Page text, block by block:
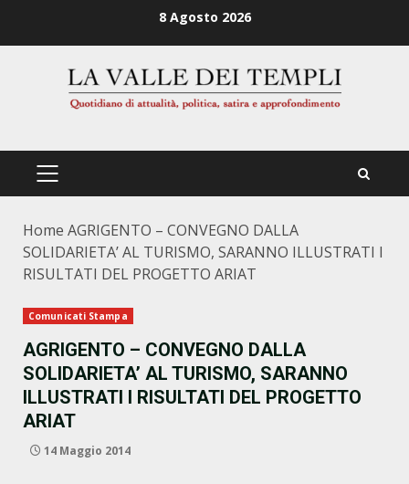
8 Agosto 2026
PRIMÄRES
Home AGRIGENTO – CONVEGNO DALLA
SOLIDARIETA’ AL TURISMO, SARANNO ILLUSTRATI I
RISULTATI DEL PROGETTO ARIAT
Comunicati Stampa
AGRIGENTO – CONVEGNO DALLA
SOLIDARIETA’ AL TURISMO, SARANNO
ILLUSTRATI I RISULTATI DEL PROGETTO
ARIAT
14 Maggio 2014